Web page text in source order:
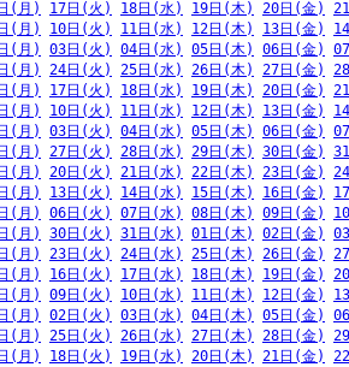
(月) 17日(火) 18日(水) 19日(木) 20日(金)
(月) 10日(火) 11日(水) 12日(木) 13日(金)
(月) 03日(火) 04日(水) 05日(木) 06日(金)
(月) 24日(火) 25日(水) 26日(木) 27日(金)
(月) 17日(火) 18日(水) 19日(木) 20日(金)
(月) 10日(火) 11日(水) 12日(木) 13日(金)
(月) 03日(火) 04日(水) 05日(木) 06日(金)
(月) 27日(火) 28日(水) 29日(木) 30日(金)
(月) 20日(火) 21日(水) 22日(木) 23日(金)
(月) 13日(火) 14日(水) 15日(木) 16日(金)
(月) 06日(火) 07日(水) 08日(木) 09日(金)
(月) 30日(火) 31日(水) 01日(木) 02日(金)
(月) 23日(火) 24日(水) 25日(木) 26日(金)
(月) 16日(火) 17日(水) 18日(木) 19日(金)
(月) 09日(火) 10日(水) 11日(木) 12日(金)
(月) 02日(火) 03日(水) 04日(木) 05日(金)
(月) 25日(火) 26日(水) 27日(木) 28日(金)
(月) 18日(火) 19日(水) 20日(木) 21日(金)